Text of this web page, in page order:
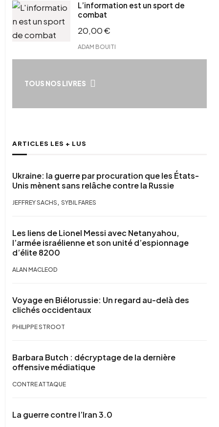
L’information est un sport de
combat
20,00€
ADAM BOUITI
TOUS NOS LIVRES
ARTICLES LES + LUS
Ukraine: la guerre par procuration que les États-
Unis mènent sans relâche contre la Russie
JEFFREY SACHS , SYBIL FARES
Les liens de Lionel Messi avec Netanyahou,
l’armée israélienne et son unité d’espionnage
d’élite 8200
ALAN MACLEOD
Voyage en Biélorussie: Un regard au-delà des
clichés occidentaux
PHILIPPE STROOT
Barbara Butch : décryptage de la dernière
offensive médiatique
CONTRE ATTAQUE
La guerre contre l’Iran 3.0